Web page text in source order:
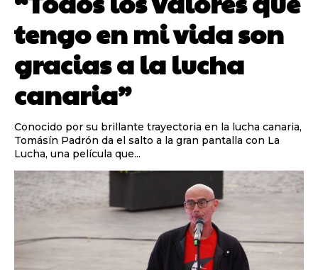
tengo en mi vida son
gracias a la lucha
canaria”
Conocido por su brillante trayectoria en la lucha canaria,
Tomásín Padrón da el salto a la gran pantalla con La
Lucha, una película que...